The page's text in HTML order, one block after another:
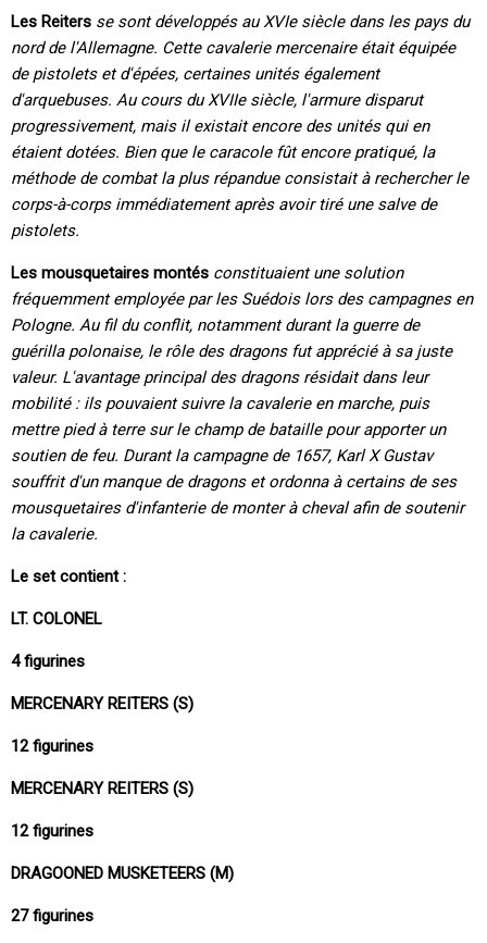
Les Reiters se sont développés au XVIe siècle dans les pays du
nord de l'Allemagne. Cette cavalerie mercenaire était équipée
de pistolets et d'épées, certaines unités également
d'arquebuses. Au cours du XVIIe siècle, l'armure disparut
progressivement, mais il existait encore des unités qui en
étaient dotées. Bien que le caracole fût encore pratiqué, la
méthode de combat la plus répandue consistait à rechercher le
corps-à-corps immédiatement après avoir tiré une salve de
pistolets.
Les mousquetaires montés constituaient une solution
fréquemment employée par les Suédois lors des campagnes en
Pologne. Au fil du conflit, notamment durant la guerre de
guérilla polonaise, le rôle des dragons fut apprécié à sa juste
valeur. L'avantage principal des dragons résidait dans leur
mobilité : ils pouvaient suivre la cavalerie en marche, puis
mettre pied à terre sur le champ de bataille pour apporter un
soutien de feu. Durant la campagne de 1657, Karl X Gustav
souffrit d'un manque de dragons et ordonna à certains de ses
mousquetaires d'infanterie de monter à cheval afin de soutenir
la cavalerie.
Le set contient :
LT. COLONEL
4 figurines
MERCENARY REITERS (S)
12 figurines
MERCENARY REITERS (S)
12 figurines
DRAGOONED MUSKETEERS (M)
27 figurines